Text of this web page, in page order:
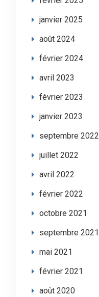
janvier 2025
août 2024
février 2024
avril 2023
février 2023
janvier 2023
septembre 2022
juillet 2022
avril 2022
février 2022
octobre 2021
septembre 2021
mai 2021
février 2021
août 2020